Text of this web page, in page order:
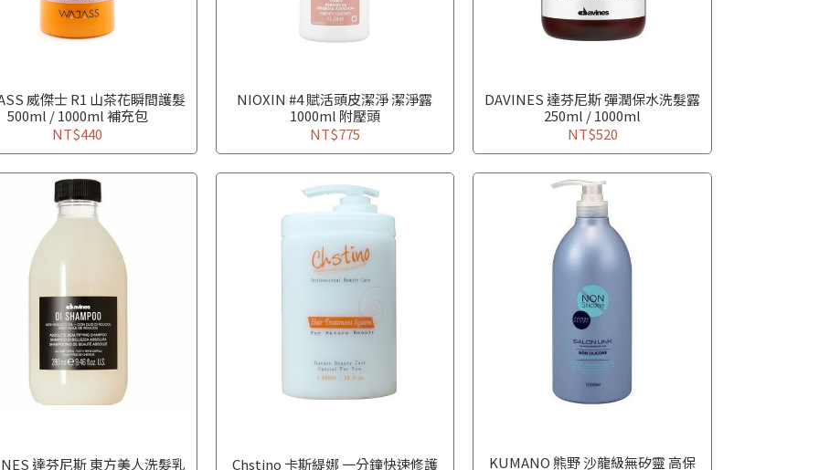
威傑士 R1 山茶花瞬間護髮
500ml / 1000ml 補充包
NT$440
NIOXIN #4 賦活頭皮潔淨 潔淨露
1000ml 附壓頭
NT$775
DAVINES 達芬尼斯 彈潤保水洗髮露
250ml / 1000ml
NT$520
達芬尼斯 東方美人洗髮乳
Chstino 卡斯緹娜 一分鐘快速修護
KUMANO 熊野 沙龍級無矽靈 高保